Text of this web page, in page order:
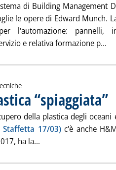
di Building Management
le opere di Edward Munch.
l'automazione: pannelli,
e relativa formazione p...
“spiaggiata”.
della plastica degli oceani
Staffetta 17/03)c'è anche
ha la...